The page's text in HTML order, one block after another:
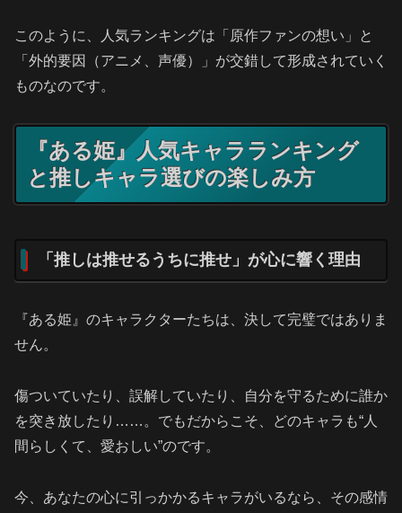
このように、人気ランキングは「原作ファンの想い」と
「外的要因（アニメ、声優）」が交錯して形成されていく
ものなのです。
『ある姫』人気キャラランキング
と推しキャラ選びの楽しみ方
「推しは推せるうちに推せ」が心に響く理由
『ある姫』のキャラクターたちは、決して完璧ではありま
せん。
傷ついていたり、誤解していたり、自分を守るために誰か
を突き放したり……。でもだからこそ、どのキャラも“人
間らしくて、愛おしい”のです。
今、あなたの心に引っかかるキャラがいるなら、その感情